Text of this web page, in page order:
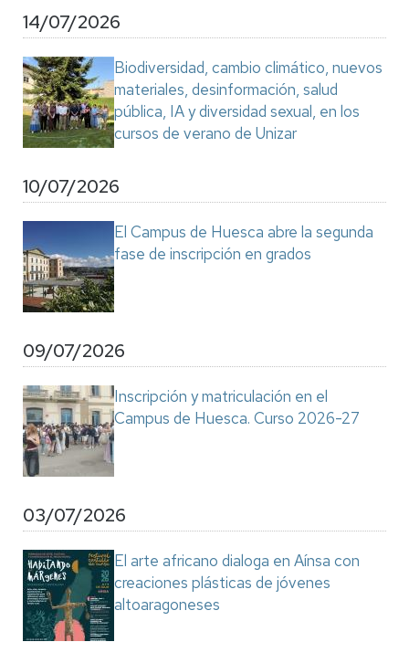
14/07/2026
Biodiversidad, cambio climático, nuevos
materiales, desinformación, salud
pública, IA y diversidad sexual, en los
cursos de verano de Unizar
10/07/2026
El Campus de Huesca abre la segunda
fase de inscripción en grados
09/07/2026
Inscripción y matriculación en el
Campus de Huesca. Curso 2026-27
03/07/2026
El arte africano dialoga en Aínsa con
creaciones plásticas de jóvenes
altoaragoneses